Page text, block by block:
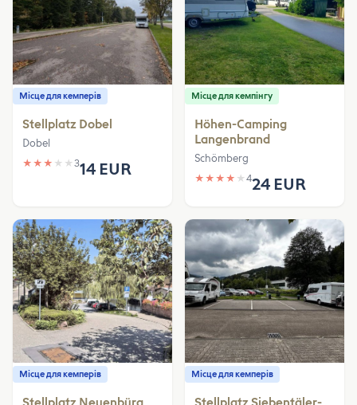
Місце для кемперів
Stellplatz Dobel
Dobel
★ ★ ★ ★ ★ 314 EUR
Місце для кемпінгу
Höhen-Camping
Langenbrand
Schömberg
★ ★ ★ ★ ★ 424 EUR
Місце для кемперів Місце для кемперів